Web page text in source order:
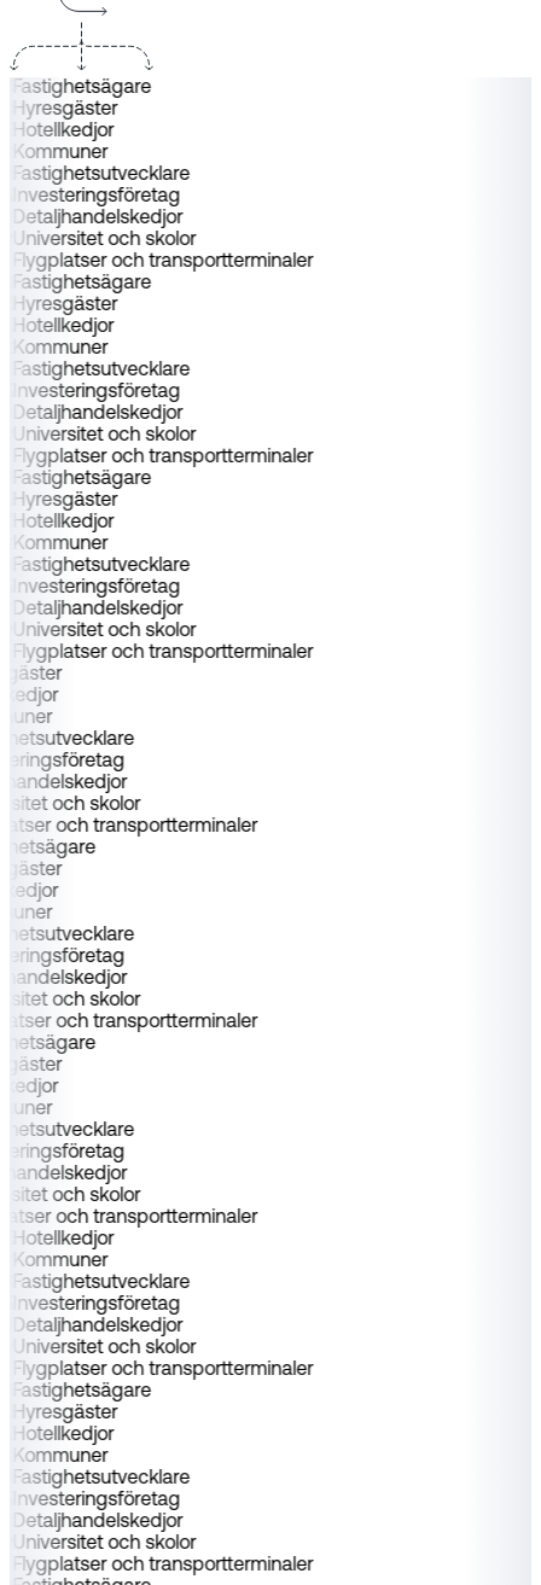
Fastighetsägare
Hyresgäster
Hotellkedjor
Kommuner
Fastighetsutvecklare
Investeringsföretag
Detaljhandelskedjor
Universitet och skolor
Flygplatser och transportterminaler
Fastighetsägare
Hyresgäster
Hotellkedjor
Kommuner
Fastighetsutvecklare
Investeringsföretag
Detaljhandelskedjor
Universitet och skolor
Flygplatser och transportterminaler
Fastighetsägare
Hyresgäster
Hotellkedjor
Kommuner
Fastighetsutvecklare
Investeringsföretag
Detaljhandelskedjor
Universitet och skolor
Flygplatser och transportterminaler
och skolor
och transportterminaler
och skolor
och transportterminaler
och skolor
och transportterminaler
Hotellkedjor
Kommuner
Fastighetsutvecklare
Investeringsföretag
Detaljhandelskedjor
Universitet och skolor
Flygplatser och transportterminaler
Fastighetsägare
Hyresgäster
Hotellkedjor
Kommuner
Fastighetsutvecklare
Investeringsföretag
Detaljhandelskedjor
Universitet och skolor
Flygplatser och transportterminaler